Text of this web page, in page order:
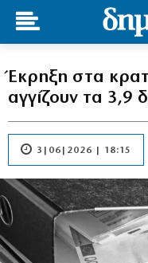
Έκρηξη στα
αγγίζουν τα 3,9
3|06|2026 | 18:15